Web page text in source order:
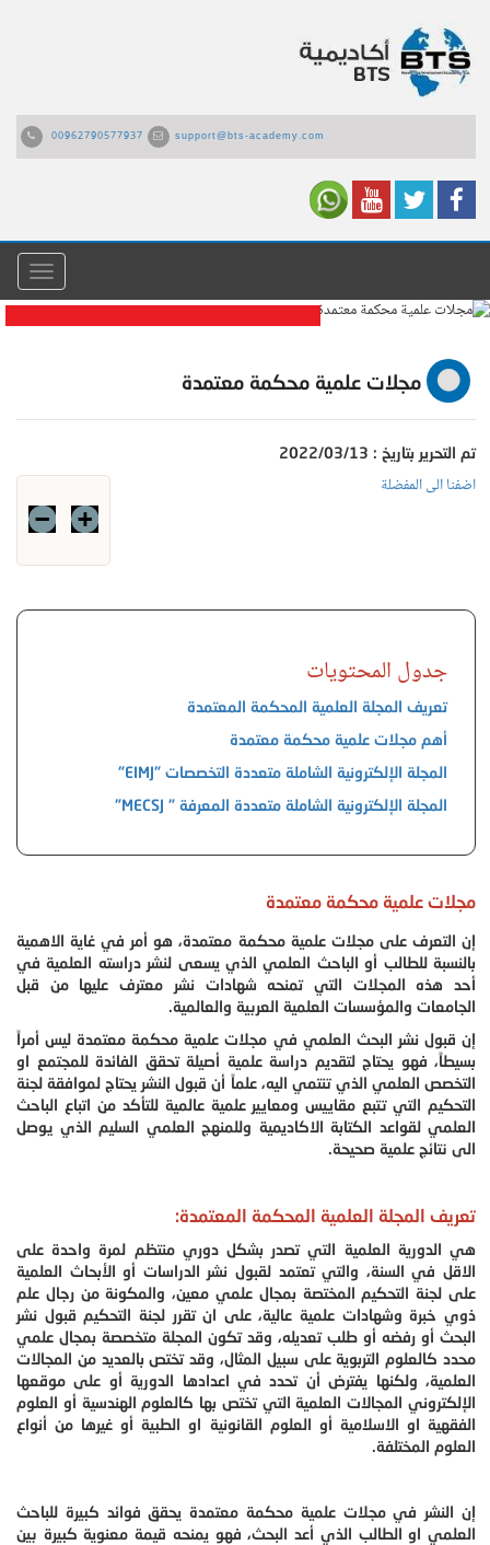
00962790577937 support@bts-academy.com
القائمة
مجلات علمية محكمة معتمدة
تم التحرير بتاريخ : 2022/03/13
اضفنا الى المفضلة
جدول المحتويات
تعريف المجلة العلمية المحكمة المعتمدة
أهم مجلات علمية محكمة معتمدة
المجلة الإلكترونية الشاملة متعددة التخصصات "EIMJ"
المجلة الإلكترونية الشاملة متعددة المعرفة " MECSJ"
مجلات علمية محكمة معتمدة
إن التعرف على مجلات علمية محكمة معتمدة، هو أمر في غاية الاهمية
بالنسبة للطالب أو الباحث العلمي الذي يسعى لنشر دراسته العلمية في
أحد هذه المجلات التي تمنحه شهادات نشر معترف عليها من قبل
الجامعات والمؤسسات العلمية العربية والعالمية.
إن قبول نشر البحث العلمي في مجلات علمية محكمة معتمدة ليس أمراً
بسيطاً، فهو يحتاج لتقديم دراسة علمية أصيلة تحقق الفائدة للمجتمع او
التخصص العلمي الذي تنتمي اليه، علماً أن قبول النشر يحتاج لموافقة لجنة
التحكيم التي تتبع مقاييس ومعايير علمية عالمية للتأكد من اتباع الباحث
العلمي لقواعد الكتابة الاكاديمية وللمنهج العلمي السليم الذي يوصل
الى نتائج علمية صحيحة.
تعريف المجلة العلمية المحكمة المعتمدة:
هي الدورية العلمية التي تصدر بشكل دوري منتظم لمرة واحدة على
الاقل في السنة، والتي تعتمد لقبول نشر الدراسات أو الأبحاث العلمية
على لجنة التحكيم المختصة بمجال علمي معين، والمكونة من رجال علم
ذوي خبرة وشهادات علمية عالية، على ان تقرر لجنة التحكيم قبول نشر
البحث أو رفضه أو طلب تعديله، وقد تكون المجلة متخصصة بمجال علمي
محدد كالعلوم التربوية على سبيل المثال، وقد تختص بالعديد من المجالات
العلمية، ولكنها يفترض أن تحدد في اعدادها الدورية أو على موقعها
الإلكتروني المجالات العلمية التي تختص بها كالعلوم الهندسية أو العلوم
الفقهية او الاسلامية أو العلوم القانونية او الطبية أو غيرها من أنواع
العلوم المختلفة.
إن النشر في مجلات علمية محكمة معتمدة يحقق فوائد كبيرة للباحث
العلمي او الطالب الذي أعد البحث، فهو يمنحه قيمة معنوية كبيرة بين